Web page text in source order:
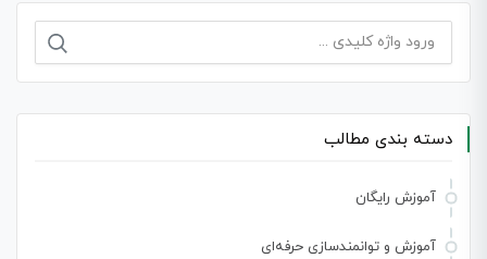
جستجو
برای:
دسته بندی مطالب
آموزش رایگان
آموزش و توانمندسازی حرفه‌ای